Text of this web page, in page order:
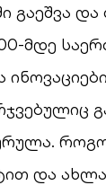
გაეშვა
მდე
და ახლა